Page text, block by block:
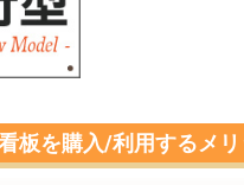
板を購入/利用するメリ